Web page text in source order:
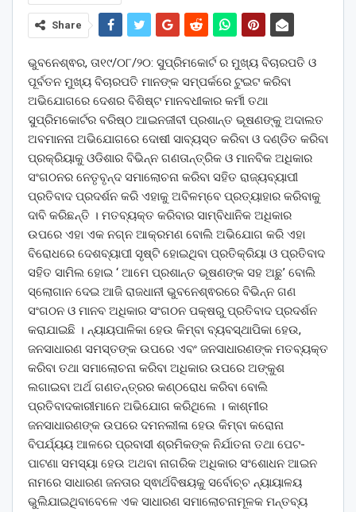
Share
ଭୁବନେଶ୍ଵର, ତା୧୯/୦୮/୨୦: ସୁପ୍ରିମକୋର୍ଟ ର ମୁଖ୍ୟ ବିଚାରପତି ଓ
ପୂର୍ବତନ ମୁଖ୍ୟ ବିଚାରପତି ମାନଙ୍କ ସମ୍ପର୍କରେ ଟୁଇଟ କରିବା
ଅଭିଯୋଗରେ ଦେଶର ବିଶିଷ୍ଟ ମାନବଧୀକାର କର୍ମୀ ତଥା
ସୁପ୍ରିମକୋର୍ଟର ବରିଷ୍ଠ ଆଇନଜୀବୀ ପ୍ରଶାନ୍ତ ଭୂଷଣଙ୍କୁ ଅଦାଲତ
ଅବମାନନା ଅଭିଯୋଗରେ ଦୋଷୀ ସାବ୍ୟସ୍ତ କରିବା ଓ ଦଣ୍ଡିତ କରିବା
ପ୍ରକ୍ରିୟାକୁ ଓଡିଶାର ବିଭିନ୍ନ ଗଣତାନ୍ତ୍ରିକ ଓ ମାନବିକ ଅଧିକାର
ସଂଗଠନର ନେତୃବୃନ୍ଦ ସମାଲୋଚନା କରିବା ସହିତ ରାଜ୍ୟବ୍ୟାପୀ
ପ୍ରତିବାଦ ପ୍ରଦର୍ଶନ କରି ଏହାକୁ ଅବିଳମ୍ବେ ପ୍ରତ୍ୟାହାର କରିବାକୁ
ଦାବି କରିଛନ୍ତି । ମତବ୍ୟକ୍ତ କରିବାର ସାମ୍ବିଧାନିକ ଅଧିକାର
ଉପରେ ଏହା ଏକ ନଗ୍ନ ଆକ୍ରମଣ ବୋଲି ଅଭିଯୋଗ କରି ଏହା
ବିରୋଧରେ ଦେଶବ୍ୟାପୀ ସୃଷ୍ଟି ହୋଇଥିବା ପ୍ରତିକ୍ରିୟା ଓ ପ୍ରତିବାଦ
ସହିତ ସାମିଲ ହୋଇ ‘ ଆମେ ପ୍ରଶାନ୍ତ ଭୂଷଣଙ୍କ ସହ ଅଛୁ’ ବୋଲି
ସ୍ଲୋଗାନ ଦେଇ ଆଜି ରାଜଧାନୀ ଭୁବନେଶ୍ଵରରେ ବିଭିନ୍ନ ଗଣ
ସଂଗଠନ ଓ ମାନବ ଅଧିକାର ସଂଗଠନ ପକ୍ଷରୁ ପ୍ରତିବାଦ ପ୍ରଦର୍ଶନ
କରାଯାଇଛି । ନ୍ୟାୟପାଳିକା ହେଉ କିମ୍ବା ବ୍ୟବସ୍ଥାପିକା ହେଉ,
ଜନସାଧାରଣ ସମସ୍ତଙ୍କ ଉପରେ ଏବଂ ଜନସାଧାରଣଙ୍କ ମତବ୍ୟକ୍ତ
କରିବା ତଥା ସମାଲୋଚନା କରିବା ଅଧିକାର ଉପରେ ଅଙ୍କୁଶ
ଲଗାଇବା ଅର୍ଥ ଗଣତନ୍ତ୍ରର କଣ୍ଠରୋଧ କରିବା ବୋଲି
ପ୍ରତିବାଦକାରୀମାନେ ଅଭିଯୋଗ କରିଥିଲେ । କାଶ୍ମୀର
ଜନସାଧାରଣଙ୍କ ଉପରେ ଦମନଲୀଳା ହେଉ କିମ୍ବା କରୋନା
ବିପର୍ଯ୍ୟୟ ଆଳରେ ପ୍ରବାସୀ ଶ୍ରମିକଙ୍କ ନିର୍ଯାତନା ତଥା ପେଟ-
ପାଟଣା ସମସ୍ୟା ହେଉ ଅଥବା ନାଗରିକ ଅଧିକାର ସଂଶୋଧନ ଆଇନ
ନାମରେ ସାଧାରଣ ଜନତାର ସ୍ଵାର୍ଥବିଷୟକୁ ସର୍ବୋଚ୍ଚ ନ୍ୟାୟାଳୟ
ଭୁଲିଯାଇଥିବାବେଳେ ଏକ ସାଧାରଣ ସମାଲୋଚନାମୂଳକ ମନ୍ତବ୍ୟ